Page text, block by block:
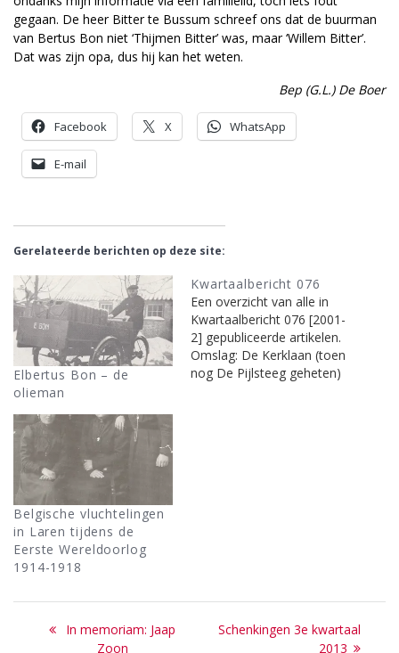
gegaan. De heer Bitter te Bussum schreef ons dat de buurman
van Bertus Bon niet ‘Thijmen Bitter’ was, maar ‘Willem Bitter’.
Dat was zijn opa, dus hij kan het weten.
Bep (G.L.) De Boer
Facebook X WhatsApp
E-mail
Gerelateerde berichten op deze site:
Elbertus Bon – de
olieman
Kwartaalbericht 076
Een overzicht van alle in
Kwartaalbericht 076 [2001-
2] gepubliceerde artikelen.
Omslag: De Kerklaan (toen
nog De Pijlsteeg geheten)
Belgische vluchtelingen
in Laren tijdens de
Eerste Wereldoorlog
1914-1918
Bericht
Previous
In memoriam: Jaap
Zoon
Next
Schenkingen 3e kwartaal
2013